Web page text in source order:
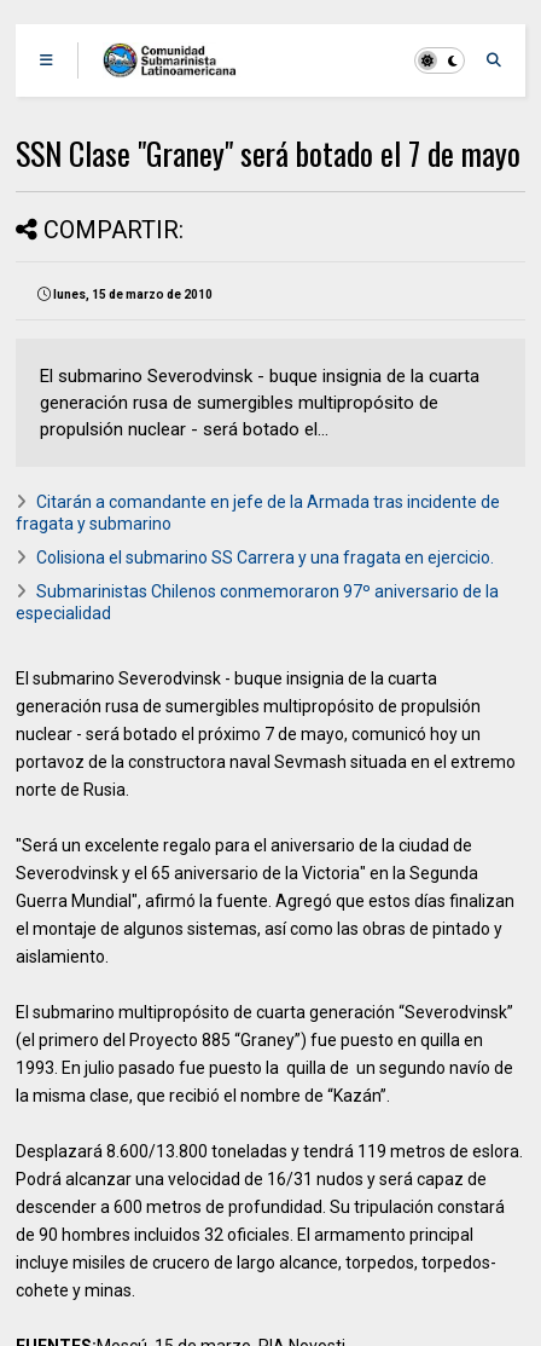
SSN Clase "Graney" será botado el 7 de mayo
COMPARTIR:
lunes, 15 de marzo de 2010
El submarino Severodvinsk - buque insignia de la cuarta
generación rusa de sumergibles multipropósito de
propulsión nuclear - será botado el...
Citarán a comandante en jefe de la Armada tras incidente de
fragata y submarino
Colisiona el submarino SS Carrera y una fragata en ejercicio.
Submarinistas Chilenos conmemoraron 97º aniversario de la
especialidad
El submarino Severodvinsk - buque insignia de la cuarta
generación rusa de sumergibles multipropósito de propulsión
nuclear - será botado el próximo 7 de mayo, comunicó hoy un
portavoz de la constructora naval Sevmash situada en el extremo
norte de Rusia.
"Será un excelente regalo para el aniversario de la ciudad de
Severodvinsk y el 65 aniversario de la Victoria" en la Segunda
Guerra Mundial", afirmó la fuente. Agregó que estos días finalizan
el montaje de algunos sistemas, así como las obras de pintado y
aislamiento.
El submarino multipropósito de cuarta generación “Severodvinsk”
(el primero del Proyecto 885 “Graney”) fue puesto en quilla en
1993. En julio pasado fue puesto la quilla de un segundo navío de
la misma clase, que recibió el nombre de “Kazán”.
Desplazará 8.600/13.800 toneladas y tendrá 119 metros de eslora.
Podrá alcanzar una velocidad de 16/31 nudos y será capaz de
descender a 600 metros de profundidad. Su tripulación constará
de 90 hombres incluidos 32 oficiales. El armamento principal
incluye misiles de crucero de largo alcance, torpedos, torpedos-
cohete y minas.